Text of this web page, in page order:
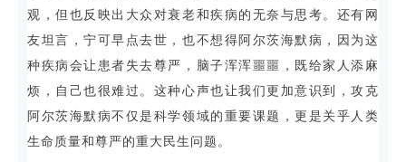
观，但也反映出大众对衰老和疾病的无奈与思考。还有网
友坦言，宁可早点去世，也不想得阿尔茨海默病，因为这
种疾病会让患者失去尊严，脑子浑浑噩噩，既给家人添麻
烦，自己也很难过。这种心声也让我们更加意识到，攻克
阿尔茨海默病不仅是科学领域的重要课题，更是关乎人类
生命质量和尊严的重大民生问题。